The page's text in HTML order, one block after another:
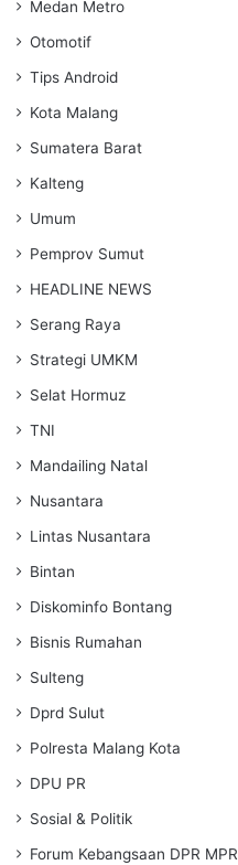
Medan Metro
Otomotif
Tips Android
Kota Malang
Sumatera Barat
Kalteng
Umum
Pemprov Sumut
HEADLINE NEWS
Serang Raya
Strategi UMKM
Selat Hormuz
TNI
Mandailing Natal
Nusantara
Lintas Nusantara
Bintan
Diskominfo Bontang
Bisnis Rumahan
Sulteng
Dprd Sulut
Polresta Malang Kota
DPU PR
Sosial & Politik
Forum Kebangsaan DPR MPR